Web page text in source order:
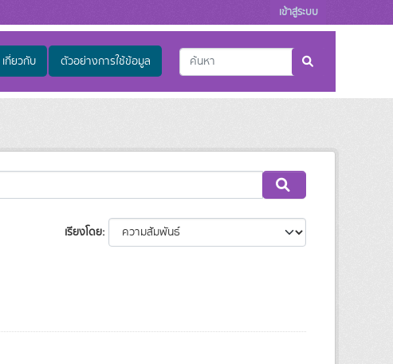
เข้าสู่ระบบ
เกี่ยวกับ ตัวอย่างการใช้ข้อมูล
เรียงโดย